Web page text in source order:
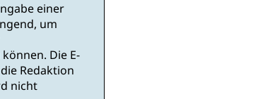
einer
um
Die E-
Redaktion
nicht